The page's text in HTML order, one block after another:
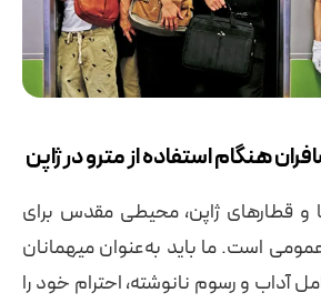
هنگام استفاده از مترو در ژاپن
و قطارهای ژاپن، محیطی مقدس برای
است. ما باید به‌عنوان میهمانان
آداب و رسوم نانوشته، احترام خود را